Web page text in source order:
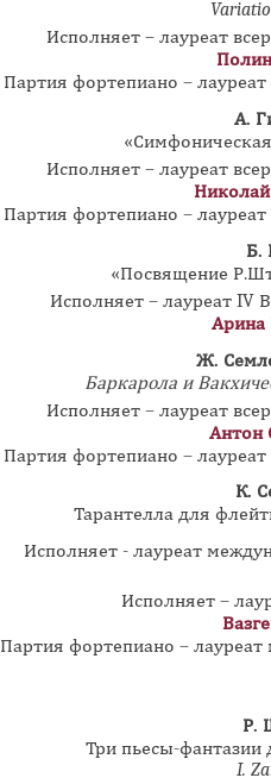
Исполняет – лауреат
Партия фортепиано –
А.
Исполняет – лауреат
Партия фортепиано –
Б.
«Посвящение
Исполняет – лауреат IV
Арина
Ж.
Баркарола и
Исполняет – лауреат
Антон
Партия фортепиано –
К.
Тарантелла для
Исполняет - лауреат
Исполняет –
Партия фортепиано –
Р.
Три пьесы-фантазии
I.